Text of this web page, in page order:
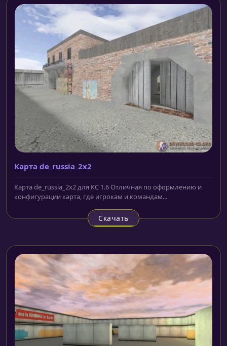
Карта de_russia_2x2
Карта de_russia_2x2 для КС 1.6 Отличная по оформлению и
конфигурации карта, где игрокам и командам...
Скачать